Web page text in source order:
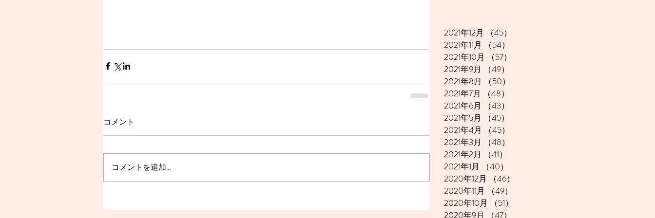
コメント
コメントを追加…
2021年12月 （45）
2021年11月
（54）
2021年10月
（57）
2021年9月
（49）
2021年8月
（50）
2021年7月
（48）
2021年6月
（43）
2021年5月
（45）
2021年4月
（45）
2021年3月
（48）
2021年2月
（41）
2021年1月
（40）
2020年12月
（46）
2020年11月
（49）
2020年10月
（51）
2020年9月
（47）